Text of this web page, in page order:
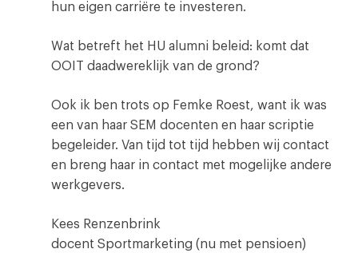
hun eigen carriëre te investeren.
Wat betreft het HU alumni beleid: komt dat
OOIT daadwereklijk van de grond?
Ook ik ben trots op Femke Roest, want ik was
een van haar SEM docenten en haar scriptie
begeleider. Van tijd tot tijd hebben wij contact
en breng haar in contact met mogelijke andere
werkgevers.
Kees Renzenbrink
docent Sportmarketing (nu met pensioen)